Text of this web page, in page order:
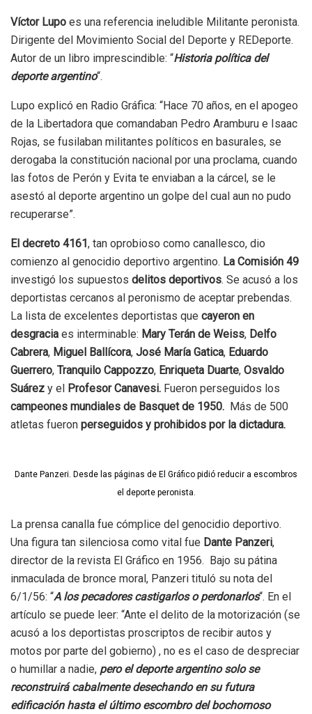
Víctor Lupo es una referencia ineludible Militante peronista.
Dirigente del Movimiento Social del Deporte y REDeporte.
Autor de un libro imprescindible: “Historia política del
deporte argentino“.
Lupo explicó en Radio Gráfica: “Hace 70 años, en el apogeo
de la Libertadora que comandaban Pedro Aramburu e Isaac
Rojas, se fusilaban militantes políticos en basurales, se
derogaba la constitución nacional por una proclama, cuando
las fotos de Perón y Evita te enviaban a la cárcel, se le
asestó al deporte argentino un golpe del cual aun no pudo
recuperarse”.
El decreto 4161, tan oprobioso como canallesco, dio
comienzo al genocidio deportivo argentino. La Comisión 49
investigó los supuestos delitos deportivos. Se acusó a los
deportistas cercanos al peronismo de aceptar prebendas.
La lista de excelentes deportistas que cayeron en
desgracia es interminable: Mary Terán de Weiss, Delfo
Cabrera, Miguel Ballícora, José María Gatica, Eduardo
Guerrero, Tranquilo Cappozzo, Enriqueta Duarte, Osvaldo
Suárez y el Profesor Canavesi. Fueron perseguidos los
campeones mundiales de Basquet de 1950. Más de 500
atletas fueron perseguidos y prohibidos por la dictadura.
Dante Panzeri. Desde las páginas de El Gráfico pidió reducir a escombros
el deporte peronista.
La prensa canalla fue cómplice del genocidio deportivo.
Una figura tan silenciosa como vital fue Dante Panzeri,
director de la revista El Gráfico en 1956. Bajo su pátina
inmaculada de bronce moral, Panzeri tituló su nota del
6/1/56: “A los pecadores castigarlos o perdonarlos“. En el
artículo se puede leer: “Ante el delito de la motorización (se
acusó a los deportistas proscriptos de recibir autos y
motos por parte del gobierno) , no es el caso de despreciar
o humillar a nadie, pero el deporte argentino solo se
reconstruirá cabalmente desechando en su futura
edificación hasta el último escombro del bochornoso